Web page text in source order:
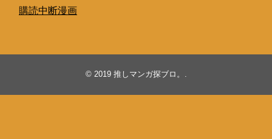
購読中断漫画
© 2019 推しマンガ探ブロ。